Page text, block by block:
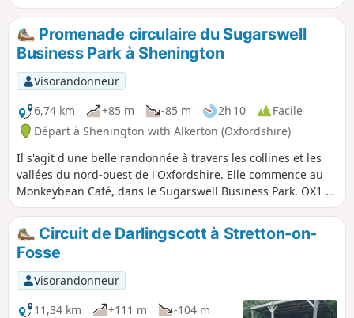
House, d'où l'on a une vue splendide sur les collines
vallonnées, puis redescend en passant par le village
historique de Compton Wynyates avant de revenir à Tysoe.
Promenade circulaire du Sugarswell
Business Park à Shenington
Visorandonneur
6,74 km
+85 m -85 m 2h 10
Facile
Départ à Shenington with Alkerton (Oxfordshire)
Il s'agit d'une belle randonnée à travers les collines et les
vallées du nord-ouest de l'Oxfordshire. Elle commence au
Monkeybean Café, dans le Sugarswell Business Park. OX1 5
6HW . La randonnée suit le Macmillan Way et descend vers
Alkerton avant de remonter vers Shenington, puis de
revenir au Sugarswell Business Park.
Circuit de Darlingscott à Stretton-on-
Fosse
Visorandonneur
11,34 km
+111 m
-104 m